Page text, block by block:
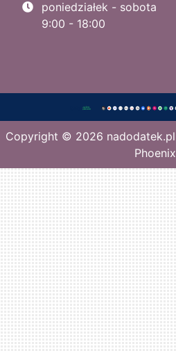
poniedziałek - sobota
9:00 - 18:00
Copyright © 2026 nadodatek.pl
Phoenix